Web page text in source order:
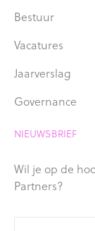
Bestuur
Vacatures
Jaarverslag
Governance
NIEUWSBRIEF
Wil je op de
Partners?